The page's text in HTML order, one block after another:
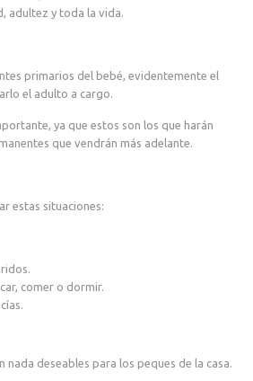
adultez y toda la vida.
primarios del bebé, evidentemente el
el adulto a cargo.
ya que estos son los que harán
que vendrán más adelante.
estas situaciones:
comer o dormir.
nada deseables para los peques de la casa.